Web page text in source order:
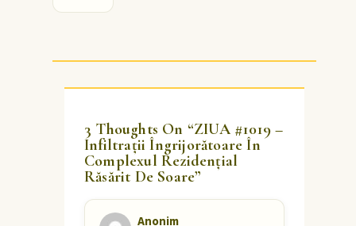
3 Thoughts On “ZIUA #1019 –
Infiltrații Îngrijorătoare În
Complexul Rezidențial
Răsărit De Soare”
Anonim